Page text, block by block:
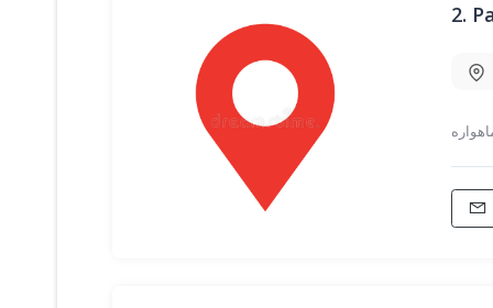
2.